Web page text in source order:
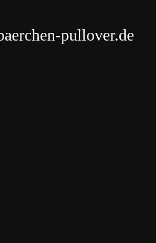
pullover.de